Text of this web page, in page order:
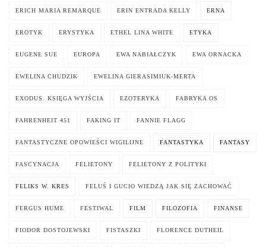
ERICH MARIA REMARQUE ERIN ENTRADA KELLY ERNA
EROTYK ERYSTYKA ETHEL LINA WHITE ETYKA
EUGENE SUE EUROPA EWA NABIAŁCZYK EWA ORNACKA
EWELINA CHUDZIK EWELINA GIERASIMIUK-MERTA
EXODUS. KSIĘGA WYJŚCIA EZOTERYKA FABRYKA OS
FAHRENHEIT 451 FAKING IT FANNIE FLAGG
FANTASTYCZNE OPOWIEŚCI WIGILIJNE FANTASTYKA FANTASY
FASCYNACJA FELIETONY FELIETONY Z POLITYKI
FELIKS W. KRES FELUŚ I GUCIO WIEDZĄ JAK SIĘ ZACHOWAĆ
FERGUS HUME FESTIWAL FILM FILOZOFIA FINANSE
FIODOR DOSTOJEWSKI FISTASZKI FLORENCE DUTHEIL